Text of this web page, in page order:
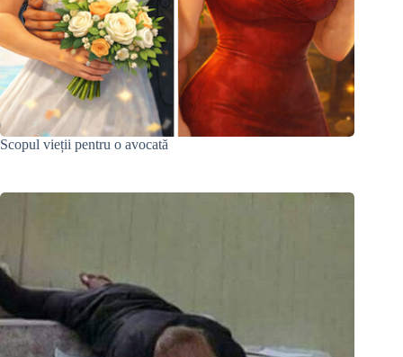
Scopul vieții pentru o avocată